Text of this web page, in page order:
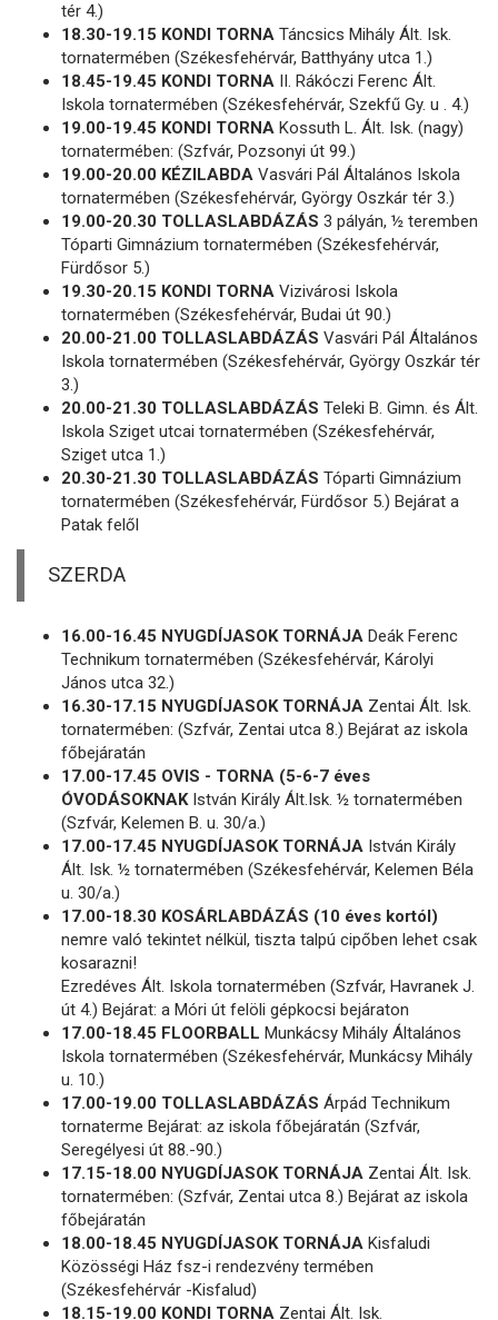
tér 4.)
18.30-19.15 KONDI TORNA Táncsics Mihály Ált. Isk.
tornatermében (Székesfehérvár, Batthyány utca 1.)
18.45-19.45 KONDI TORNA II. Rákóczi Ferenc Ált.
Iskola tornatermében (Székesfehérvár, Szekfű Gy. u . 4.)
19.00-19.45 KONDI TORNA Kossuth L. Ált. Isk. (nagy)
tornatermében: (Szfvár, Pozsonyi út 99.)
19.00-20.00 KÉZILABDA Vasvári Pál Általános Iskola
tornatermében (Székesfehérvár, György Oszkár tér 3.)
19.00-20.30 TOLLASLABDÁZÁS 3 pályán, ½ teremben
Tóparti Gimnázium tornatermében (Székesfehérvár,
Fürdősor 5.)
19.30-20.15 KONDI TORNA Vizivárosi Iskola
tornatermében (Székesfehérvár, Budai út 90.)
20.00-21.00 TOLLASLABDÁZÁS Vasvári Pál Általános
Iskola tornatermében (Székesfehérvár, György Oszkár tér
3.)
20.00-21.30 TOLLASLABDÁZÁS Teleki B. Gimn. és Ált.
Iskola Sziget utcai tornatermében (Székesfehérvár,
Sziget utca 1.)
20.30-21.30 TOLLASLABDÁZÁS Tóparti Gimnázium
tornatermében (Székesfehérvár, Fürdősor 5.) Bejárat a
Patak felől
SZERDA
16.00-16.45 NYUGDÍJASOK TORNÁJA Deák Ferenc
Technikum tornatermében (Székesfehérvár, Károlyi
János utca 32.)
16.30-17.15 NYUGDÍJASOK TORNÁJA Zentai Ált. Isk.
tornatermében: (Szfvár, Zentai utca 8.) Bejárat az iskola
főbejáratán
17.00-17.45 OVIS - TORNA (5-6-7 éves
ÓVODÁSOKNAKIstván Király Ált.Isk. ½ tornatermében
(Szfvár, Kelemen B. u. 30/a.)
17.00-17.45 NYUGDÍJASOK TORNÁJA István Király
Ált. Isk. ½ tornatermében (Székesfehérvár, Kelemen Béla
u. 30/a.)
17.00-18.30 KOSÁRLABDÁZÁS (10 éves kortól)
nemre való tekintet nélkül, tiszta talpú cipőben lehet csak
kosarazni!
Ezredéves Ált. Iskola tornatermében (Szfvár, Havranek J.
út 4.) Bejárat: a Móri út felöli gépkocsi bejáraton
17.00-18.45 FLOORBALL Munkácsy Mihály Általános
Iskola tornatermében (Székesfehérvár, Munkácsy Mihály
u. 10.)
17.00-19.00 TOLLASLABDÁZÁS Árpád Technikum
tornaterme Bejárat: az iskola főbejáratán (Szfvár,
Seregélyesi út 88.-90.)
17.15-18.00 NYUGDÍJASOK TORNÁJA Zentai Ált. Isk.
tornatermében: (Szfvár, Zentai utca 8.) Bejárat az iskola
főbejáratán
18.00-18.45 NYUGDÍJASOK TORNÁJA Kisfaludi
Közösségi Ház fsz-i rendezvény termében
(Székesfehérvár -Kisfalud)
18.15-19.00 KONDI TORNA Zentai Ált. Isk.